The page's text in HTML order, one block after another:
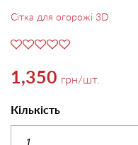
Сітка для огорожі 3D
1,350 грн/шт.
Кількість